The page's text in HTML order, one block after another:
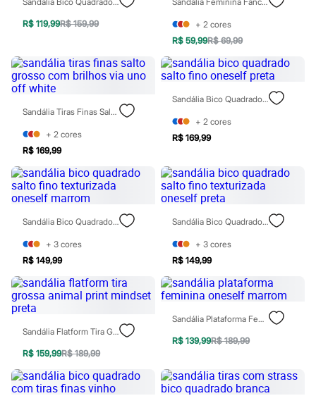
Rasteirinhas
Sandálias
Marcas
Baby Club
Fifteen
Palomino
Calcinhas
Cuecas
Pijamas
Moda praia
Biquínis e Maiôs
Sungas
Personagens
Bluey
Disney
Hello Kitty
Homem Aranha
Minecraft
Naruto
Patrulha Canina
Sonic
Stitch
Kits
Perfumes árabes
R$ 119,99R$ 159,99 + 2 cores
R$ 59,99R$ 69,99
Sandália Tiras Finas Salto Grosso Com Brilhos Via Uno Off White
+ 2 cores
R$ 169,99
Sandália Bico Quadrado Salto Fino Oneself Preta
+ 2 cores
R$ 169,99
Sandália Bico Quadrado Salto Fino Texturizada Oneself Marrom
+ 3 cores
R$ 149,99
Sandália Bico Quadrado Salto Fino Texturizada Oneself Preta
+ 3 cores
R$ 149,99
Sandália Flatform Tira Grossa Animal Print Mindset Preta
R$ 159,99R$ 189,99
Sandália Plataforma Feminina Oneself Marrom
R$ 139,99R$ 189,99